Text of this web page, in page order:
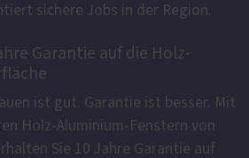
sichere Jobs in der Region.
Garantie auf die Holz-
ist gut. Garantie ist besser. Mit
Holz-Aluminium-Fenstern von
Sie 10 Jahre Garantie auf